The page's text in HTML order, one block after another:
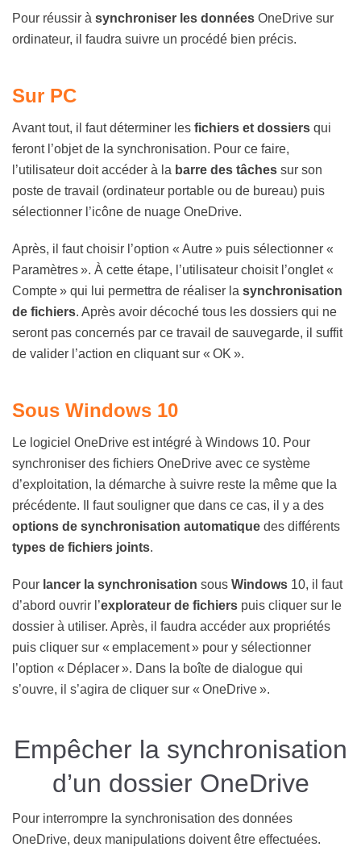
Pour réussir à synchroniser les données OneDrive sur
ordinateur, il faudra suivre un procédé bien précis.
Sur PC
Avant tout, il faut déterminer les fichiers et dossiers qui
feront l’objet de la synchronisation. Pour ce faire,
l’utilisateur doit accéder à la barre des tâches sur son
poste de travail (ordinateur portable ou de bureau) puis
sélectionner l’icône de nuage OneDrive.
Après, il faut choisir l’option « Autre » puis sélectionner «
Paramètres ». À cette étape, l’utilisateur choisit l’onglet «
Compte » qui lui permettra de réaliser la synchronisation
de fichiers. Après avoir décoché tous les dossiers qui ne
seront pas concernés par ce travail de sauvegarde, il suffit
de valider l’action en cliquant sur « OK ».
Sous Windows 10
Le logiciel OneDrive est intégré à Windows 10. Pour
synchroniser des fichiers OneDrive avec ce système
d’exploitation, la démarche à suivre reste la même que la
précédente. Il faut souligner que dans ce cas, il y a des
options de synchronisation automatique des différents
types de fichiers joints.
Pour lancer la synchronisation sous Windows 10, il faut
d’abord ouvrir l’explorateur de fichiers puis cliquer sur le
dossier à utiliser. Après, il faudra accéder aux propriétés
puis cliquer sur « emplacement » pour y sélectionner
l’option « Déplacer ». Dans la boîte de dialogue qui
s’ouvre, il s’agira de cliquer sur « OneDrive ».
Empêcher la synchronisation
d’un dossier OneDrive
Pour interrompre la synchronisation des données
OneDrive, deux manipulations doivent être effectuées.